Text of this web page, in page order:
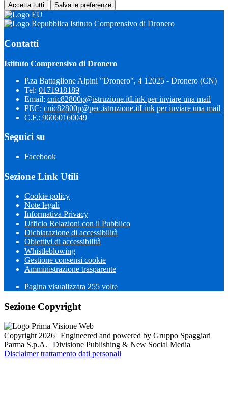
Accetta tutti Salva le preferenze
Istituto Comprensivo di Dronero
Contatti
Istituto Comprensivo di Dronero
P.za Battaglione Alpini "Dronero", 4 12025 - Dronero (CN)
Tel: 0171918189
Email: cnic82800p@istruzione.itLink per inviare una mail
PEC: cnic82800p@pec.istruzione.itLink per inviare una mail
C.F.: 96060160049
Seguici su
Facebook
Sezione Link Utili
Cookie policy
Note legali
Informativa Privacy
Ufficio Relazioni con il Pubblico
Dichiarazione di accessibilità
Obiettivi di accessibilità
Whistleblowing
Gestione consensi cookie
Amministrazione trasparente
Pagina visualizzata 255 volte
Sezione Copyright
Copyright 2026 | Engineered and powered by Gruppo Spaggiari
Parma S.p.A. | Divisione Publishing & New Social Media
Disclaimer trattamento dati personali